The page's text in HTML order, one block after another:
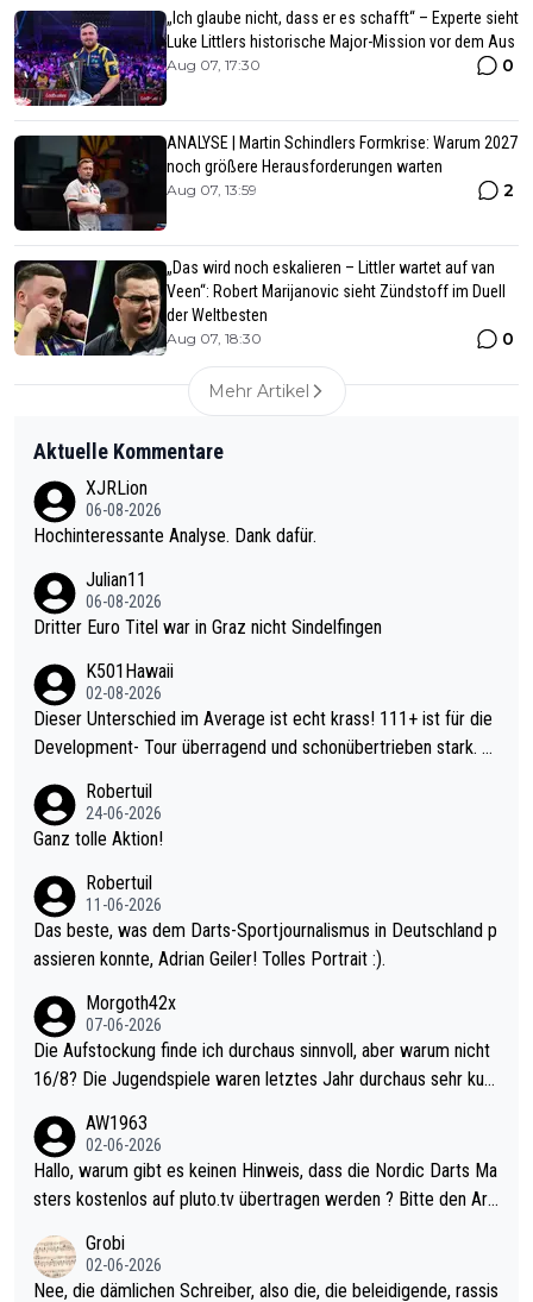
„Ich glaube nicht, dass er es schafft“ – Experte sieht
Luke Littlers historische Major-Mission vor dem Aus
Aug 07, 17:30 0
ANALYSE | Martin Schindlers Formkrise: Warum 2027
noch größere Herausforderungen warten
Aug 07, 13:59 2
„Das wird noch eskalieren – Littler wartet auf van
Veen“: Robert Marijanovic sieht Zündstoff im Duell
der Weltbesten
Aug 07, 18:30 0
Mehr Artikel
Aktuelle Kommentare
XJRLion
06-08-2026
Hochinteressante Analyse. Dank dafür.
Julian11
06-08-2026
Dritter Euro Titel war in Graz nicht Sindelfingen
K501Hawaii
02-08-2026
Dieser Unterschied im Average ist echt krass! 111+ ist für die
Development- Tour überragend und schonübertrieben stark. U
mal 40+ erst recht. Da gewinnst keinen Blumentopf - ist ja noc
h krasser wie ein Pokalspiel eines Kreisligisten vs einem Bund
Robertuil
24-06-2026
Ganz tolle Aktion!
Robertuil
11-06-2026
Das beste, was dem Darts-Sportjournalismus in Deutschland p
assieren konnte, Adrian Geiler! Tolles Portrait :).
Morgoth42x
07-06-2026
Die Aufstockung finde ich durchaus sinnvoll, aber warum nicht
16/8? Die Jugendspiele waren letztes Jahr durchaus sehr kurz
Allerdings ist Mitchell Lawrie als Nummer 1 der Welt eh qualifi
ziert. Somit ändert die automatische Qualifikation des Weltmei
sters erstmal nichts. Ich denke sie wollen damit für nächstes J
ohl wenig WDF Turniere spielen. Dies war bei Archie Self letzt
es Jahr der Fall. Er musste als amtierender Weltmeister durch
AW1963
02-06-2026
Hallo, warum gibt es keinen Hinweis, dass die Nordic Darts Ma
sters kostenlos auf pluto.tv übertragen werden ? Bitte den Arti
Grobi
02-06-2026
Nee, die dämlichen Schreiber, also die, die beleidigende, rassis